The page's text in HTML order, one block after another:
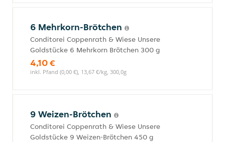
6 Mehrkorn-Brötchen
Conditorei Coppenrath & Wiese Unsere
Goldstücke 6 Mehrkorn Brötchen 300 g
4,10 €
inkl. Pfand (0,00 €), 13,67 €/kg, 300,0g
9 Weizen-Brötchen
Conditorei Coppenrath & Wiese Unsere
Goldstücke 9 Weizen-Brötchen 450 g